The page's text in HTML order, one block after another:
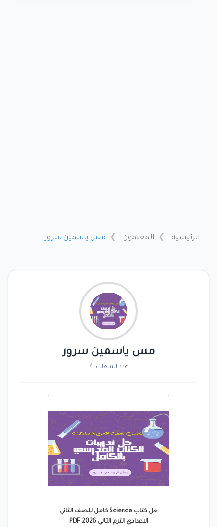
الرئيسية المعلمون مس ياسمين سرور
مس ياسمين سرور
عدد الملفات: 4
حل كتاب Science كامل للصف الثاني
الاعدادي الترم الثاني 2026 PDF